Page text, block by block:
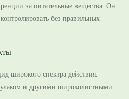
за питательные вещества. Он
без правильных
широкого спектра действия,
и другими широколистными